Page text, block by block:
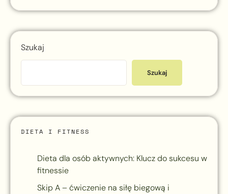
Szukaj
Szukaj
DIETA I FITNESS
Dieta dla osób aktywnych: Klucz do sukcesu w
fitnessie
Skip A – ćwiczenie na siłę biegową i